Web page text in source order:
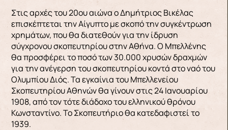
Στις αρχές του 20ου αιώνα ο Δημήτριος Βικέλας
επισκέπτεται την Αίγυπτο με σκοπό την συγκέντρωση
χρημάτων, που θα διατεθούν για την ίδρυση
σύγχρονου σκοπευτηρίου στην Αθήνα. Ο Μπελλένης
θα προσφέρει το ποσό των 30.000 χρυσών δραχμών
για την ανέγερση του σκοπευτηρίου κοντά στο ναό του
Ολυμπίου Διός. Τα εγκαίνια του Μπελλενείου
Σκοπευτηρίου Αθηνών θα γίνουν στις 24 Ιανουαρίου
1908, από τον τότε διάδοχο του ελληνικού θρόνου
Κωνσταντίνο. Το Σκοπευτήριο θα κατεδαφιστεί το
1939.